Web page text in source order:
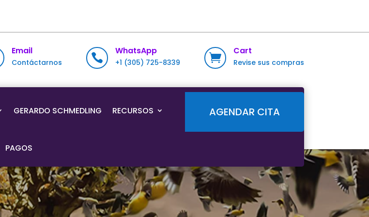
Email
Contáctarnos 
WhatsApp
+1 (305) 725-8339 
Cart
Revise sus compras
GERARDO SCHMEDLING RECURSOS
PAGOS
AGENDAR CITA